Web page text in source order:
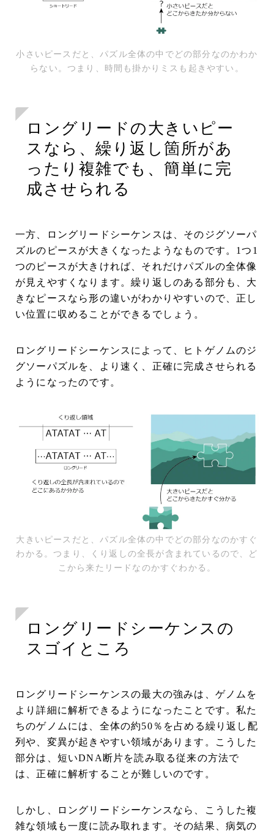
小さいピースだと、パズル全体の中でどの部分なのかわか
らない。つまり、時間も掛かりミスも起きやすい。
ロングリードの大きいピー
スなら、繰り返し箇所があ
ったり複雑でも、簡単に完
成させられる
一方、ロングリードシーケンスは、そのジグソーパ
ズルのピースが大きくなったようなものです。1つ1
つのピースが大きければ、それだけパズルの全体像
が見えやすくなります。繰り返しのある部分も、大
きなピースなら形の違いがわかりやすいので、正し
い位置に収めることができるでしょう。
ロングリードシーケンスによって、ヒトゲノムのジ
グソーパズルを、より速く、正確に完成させられる
ようになったのです。
大きいピースだと、パズル全体の中でどの部分なのかすぐ
わかる。つまり、くり返しの全長が含まれているので、ど
こから来たリードなのかすぐわかる。
ロングリードシーケンスの
スゴイところ
ロングリードシーケンスの最大の強みは、ゲノムを
より詳細に解析できるようになったことです。私た
ちのゲノムには、全体の約50％を占める繰り返し配
列や、変異が起きやすい領域があります。こうした
部分は、短いDNA断片を読み取る従来の方法で
は、正確に解析することが難しいのです。
しかし、ロングリードシーケンスなら、こうした複
雑な領域も一度に読み取れます。その結果、病気の